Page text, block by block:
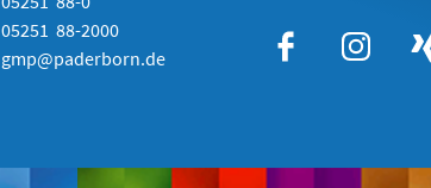
05251 88-2000
gmp@paderborn.de